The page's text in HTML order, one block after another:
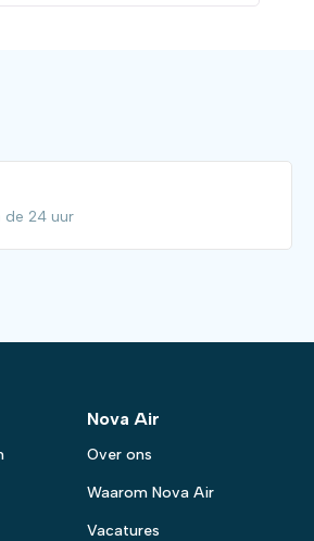
de 24 uur
Nova Air
Over ons
Waarom Nova Air
Vacatures